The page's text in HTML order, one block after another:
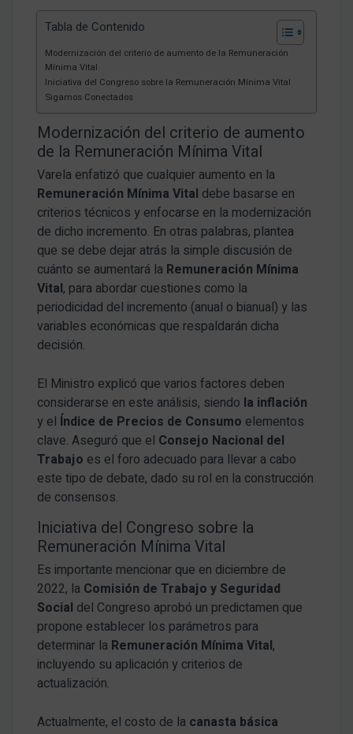
Tabla de Contenido
Modernización del criterio de aumento de la Remuneración
Mínima Vital
Iniciativa del Congreso sobre la Remuneración Mínima Vital
Sigamos Conectados
Modernización del criterio de aumento
de la Remuneración Mínima Vital
Varela enfatizó que cualquier aumento en la
Remuneración Mínima Vital debe basarse en
criterios técnicos y enfocarse en la modernización
de dicho incremento. En otras palabras, plantea
que se debe dejar atrás la simple discusión de
cuánto se aumentará la Remuneración Mínima
Vital, para abordar cuestiones como la
periodicidad del incremento (anual o bianual) y las
variables económicas que respaldarán dicha
decisión.
El Ministro explicó que varios factores deben
considerarse en este análisis, siendo la inflación
y el Índice de Precios de Consumo elementos
clave. Aseguró que el Consejo Nacional del
Trabajo es el foro adecuado para llevar a cabo
este tipo de debate, dado su rol en la construcción
de consensos.
Iniciativa del Congreso sobre la
Remuneración Mínima Vital
Es importante mencionar que en diciembre de
2022, la Comisión de Trabajo y Seguridad
Social del Congreso aprobó un predictamen que
propone establecer los parámetros para
determinar la Remuneración Mínima Vital,
incluyendo su aplicación y criterios de
actualización.
Actualmente, el costo de la canasta básica